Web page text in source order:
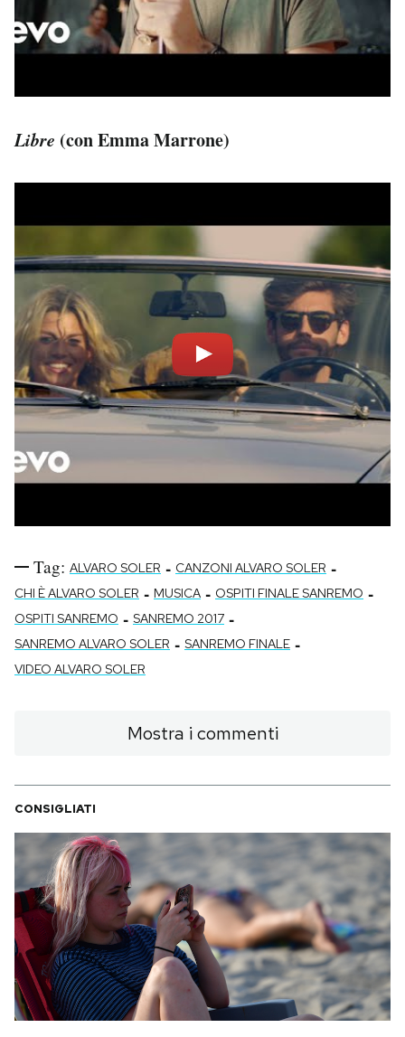
Libre (con Emma Marrone)
Tag: ALVARO SOLER - CANZONI ALVARO SOLER -
CHI È ALVARO SOLER - MUSICA - OSPITI FINALE SANREMO -
OSPITI SANREMO - SANREMO 2017 -
SANREMO ALVARO SOLER - SANREMO FINALE -
VIDEO ALVARO SOLER
Mostra i commenti
CONSIGLIATI